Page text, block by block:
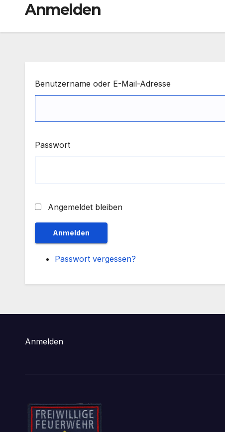
Anmelden
Benutzername oder E-Mail-Adresse
Passwort
Angemeldet bleiben
Anmelden
Passwort vergessen?
Anmelden